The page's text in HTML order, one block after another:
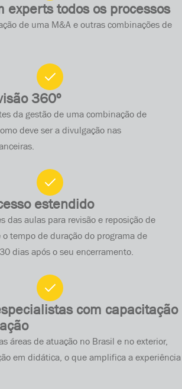
experts todos os processos
de uma M&A e outras combinações de
360º
da gestão de uma combinação de
deve ser a divulgação nas
estendido
das aulas para revisão e reposição de
tempo de duração do programa de
dias após o seu encerramento.
com capacitação
áreas de atuação no Brasil e no exterior,
em didática, o que amplifica a experiência